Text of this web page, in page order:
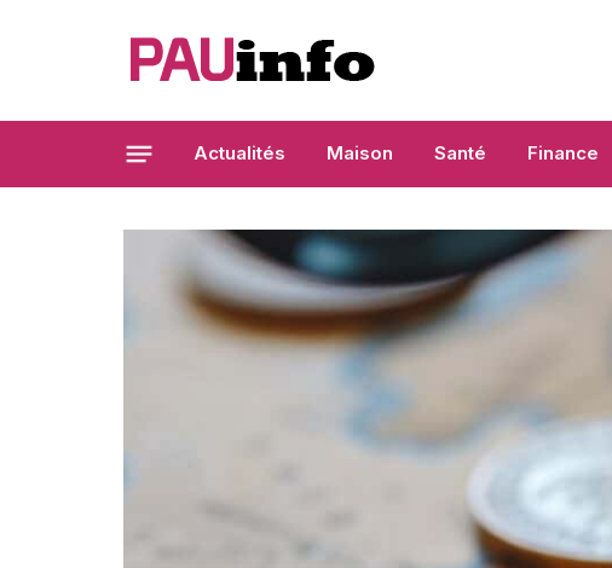
Actualités Maison Santé Finance